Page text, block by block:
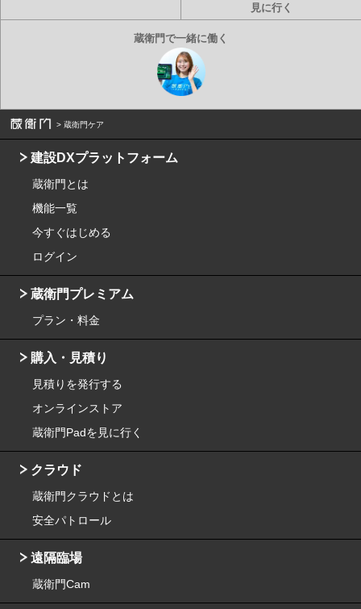
見に行く
蔵衛門ケア
建設DXプラットフォーム
蔵衛門とは
機能一覧
今すぐはじめる
ログイン
蔵衛門プレミアム
プラン・料金
購入・見積り
見積りを発行する
オンラインストア
蔵衛門Padを見に行く
クラウド
蔵衛門クラウドとは
安全パトロール
遠隔臨場
蔵衛門Cam